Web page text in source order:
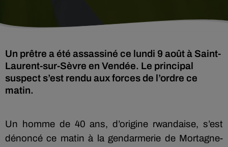
Un prêtre a été assassiné ce lundi 9 août à Saint-
Laurent-sur-Sèvre en Vendée. Le principal
suspect s’est rendu aux forces de l’ordre ce
matin.
Un homme de 40 ans, d’origine rwandaise, s’est
dénoncé ce matin à la gendarmerie de Mortagne-